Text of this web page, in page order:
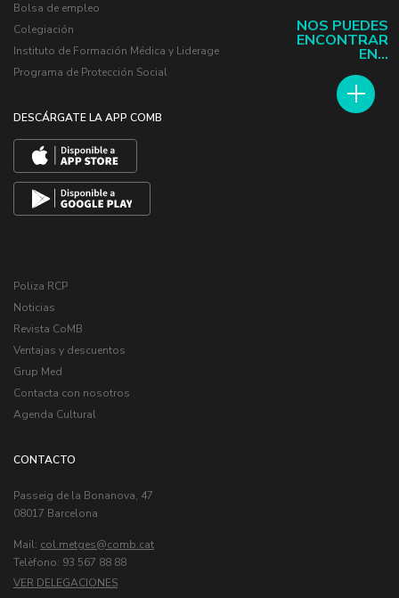
NOS PUEDES
ENCONTRAR
EN...
Bolsa de empleo
Colegiación
Instituto de Formación Médica y Liderage
Programa de Protección Social
DESCÁRGATE LA APP COMB
Poliza RCP
Noticias
Revista CoMB
Ventajas y descuentos
Grup Med
Contacta con nosotros
Agenda Cultural
CONTACTO
Passeig de la Bonanova, 47
08017 Barcelona
Mail: col.metges
Telèfono: 93 567 88 88
VER DELEGACIONES